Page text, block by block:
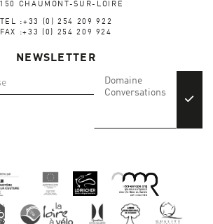
CHAUMONT-SUR-LOIRE
TEL :+33 (0) 254 209 922
FAX :+33 (0) 254 209 924
NEWSLETTER